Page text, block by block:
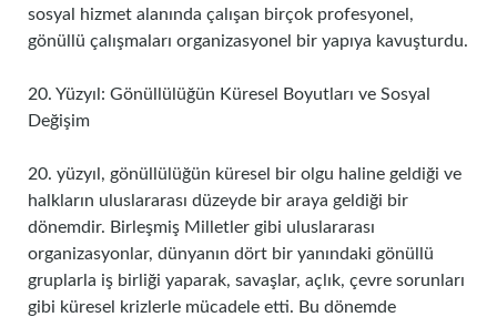
sosyal hizmet alanında çalışan birçok profesyonel,
gönüllü çalışmaları organizasyonel bir yapıya kavuşturdu.
20. Yüzyıl: Gönüllülüğün Küresel Boyutları ve Sosyal
Değişim
20. yüzyıl, gönüllülüğün küresel bir olgu haline geldiği ve
halkların uluslararası düzeyde bir araya geldiği bir
dönemdir. Birleşmiş Milletler gibi uluslararası
organizasyonlar, dünyanın dört bir yanındaki gönüllü
gruplarla iş birliği yaparak, savaşlar, açlık, çevre sorunları
gibi küresel krizlerle mücadele etti. Bu dönemde